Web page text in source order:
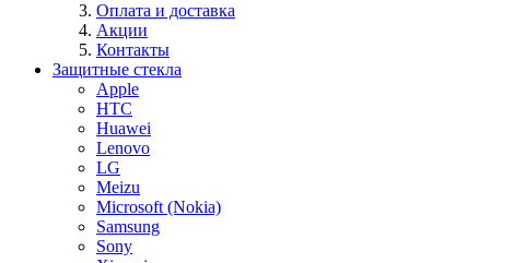
Оплата и доставка
Акции
Контакты
Защитные стекла
Apple
HTC
Huawei
Lenovo
LG
Meizu
Microsoft (Nokia)
Samsung
Sony